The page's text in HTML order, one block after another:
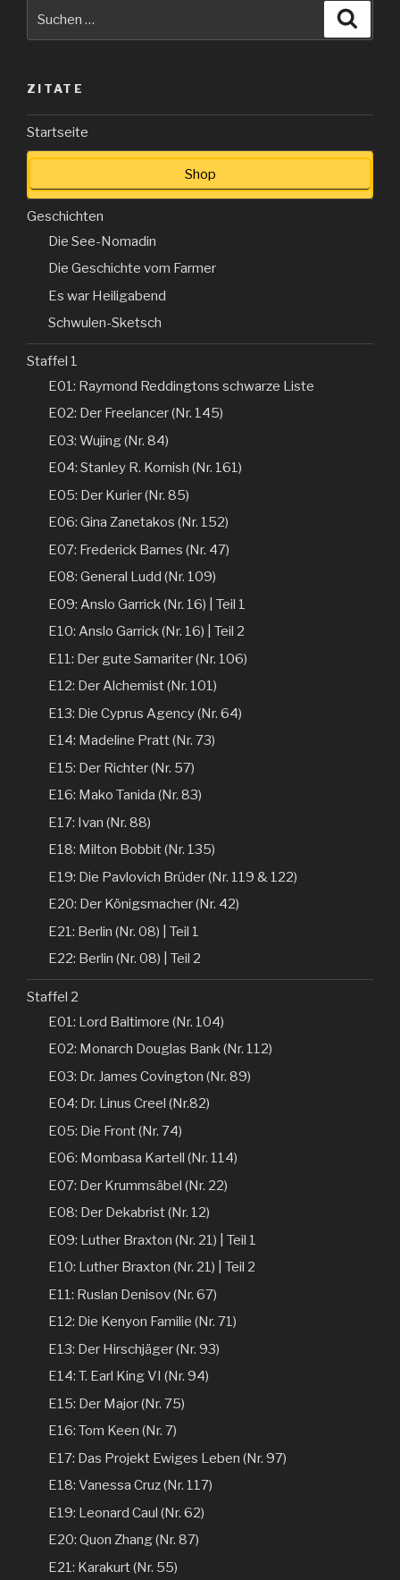
nach:
ZITATE
Startseite
Shop
Geschichten
Die See-Nomadin
Die Geschichte vom Farmer
Es war Heiligabend
Schwulen-Sketsch
Staffel 1
E01: Raymond Reddingtons schwarze Liste
E02: Der Freelancer (Nr. 145)
E03: Wujing (Nr. 84)
E04: Stanley R. Kornish (Nr. 161)
E05: Der Kurier (Nr. 85)
E06: Gina Zanetakos (Nr. 152)
E07: Frederick Barnes (Nr. 47)
E08: General Ludd (Nr. 109)
E09: Anslo Garrick (Nr. 16) | Teil 1
E10: Anslo Garrick (Nr. 16) | Teil 2
E11: Der gute Samariter (Nr. 106)
E12: Der Alchemist (Nr. 101)
E13: Die Cyprus Agency (Nr. 64)
E14: Madeline Pratt (Nr. 73)
E15: Der Richter (Nr. 57)
E16: Mako Tanida (Nr. 83)
E17: Ivan (Nr. 88)
E18: Milton Bobbit (Nr. 135)
E19: Die Pavlovich Brüder (Nr. 119 & 122)
E20: Der Königsmacher (Nr. 42)
E21: Berlin (Nr. 08) | Teil 1
E22: Berlin (Nr. 08) | Teil 2
Staffel 2
E01: Lord Baltimore (Nr. 104)
E02: Monarch Douglas Bank (Nr. 112)
E03: Dr. James Covington (Nr. 89)
E04: Dr. Linus Creel (Nr.82)
E05: Die Front (Nr. 74)
E06: Mombasa Kartell (Nr. 114)
E07: Der Krummsäbel (Nr. 22)
E08: Der Dekabrist (Nr. 12)
E09: Luther Braxton (Nr. 21) | Teil 1
E10: Luther Braxton (Nr. 21) | Teil 2
E11: Ruslan Denisov (Nr. 67)
E12: Die Kenyon Familie (Nr. 71)
E13: Der Hirschjäger (Nr. 93)
E14: T. Earl King VI (Nr. 94)
E15: Der Major (Nr. 75)
E16: Tom Keen (Nr. 7)
E17: Das Projekt Ewiges Leben (Nr. 97)
E18: Vanessa Cruz (Nr. 117)
E19: Leonard Caul (Nr. 62)
E20: Quon Zhang (Nr. 87)
E21: Karakurt (Nr. 55)